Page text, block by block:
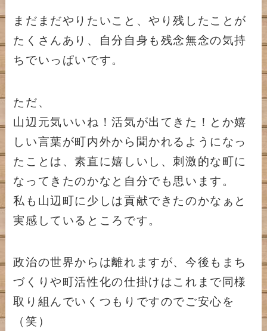
まだまだやりたいこと、やり残したことが
たくさんあり、自分自身も残念無念の気持
ちでいっぱいです。
ただ、
山辺元気いいね！活気が出てきた！とか嬉
しい言葉が町内外から聞かれるようになっ
たことは、素直に嬉しいし、刺激的な町に
なってきたのかなと自分でも思います。
私も山辺町に少しは貢献できたのかなぁと
実感しているところです。
政治の世界からは離れますが、今後もまち
づくりや町活性化の仕掛けはこれまで同様
取り組んでいくつもりですのでご安心を
（笑）